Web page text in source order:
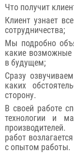
Что получит
Клиент узнает
сотрудничества;
Мы подробно
какие
в будущем;
Сразу
каких
сторону.
В своей работе
технологии и
работ
с опытом работы.